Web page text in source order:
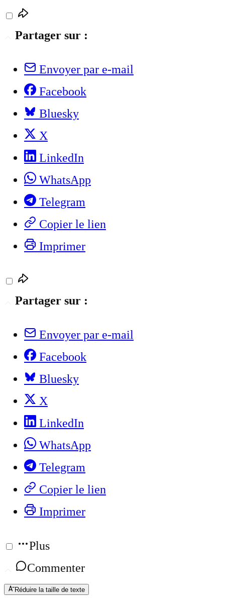
Partager sur :
Envoyer par e-mail
Facebook
Bluesky
X
LinkedIn
WhatsApp
Telegram
Copier le lien
Imprimer
Partager sur :
Envoyer par e-mail
Facebook
Bluesky
X
LinkedIn
WhatsApp
Telegram
Copier le lien
Imprimer
Plus
Commenter
Réduire la taille de texte